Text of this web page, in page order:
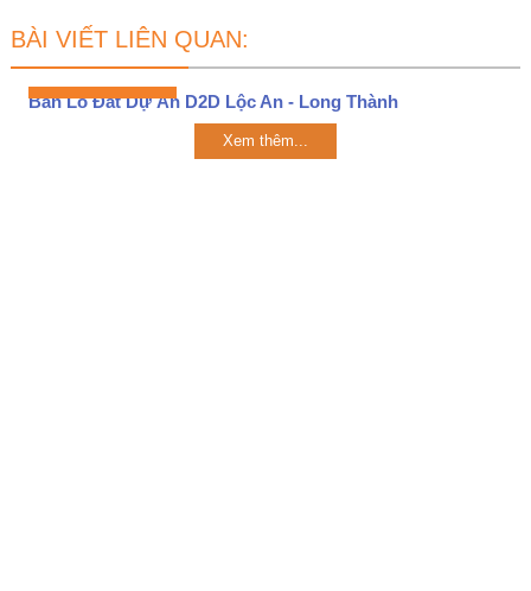
BÀI VIẾT LIÊN QUAN:
Bán Lô Đất Dự Án D2D Lộc An - Long Thành
Xem thêm...